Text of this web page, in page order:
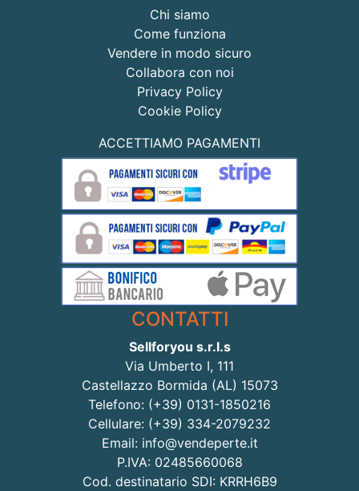
Chi siamo
Come funziona
Vendere in modo sicuro
Collabora con noi
Privacy Policy
Cookie Policy
ACCETTIAMO PAGAMENTI
CONTATTI
Sellforyou s.r.l.s
Via Umberto I, 111
Castellazzo Bormida (AL) 15073
Telefono: (+39) 0131-1850216
Cellulare: (+39) 334-2079232
Email: info@vendeperte.it
P.IVA: 02485660068
Cod. destinatario SDI: KRRH6B9